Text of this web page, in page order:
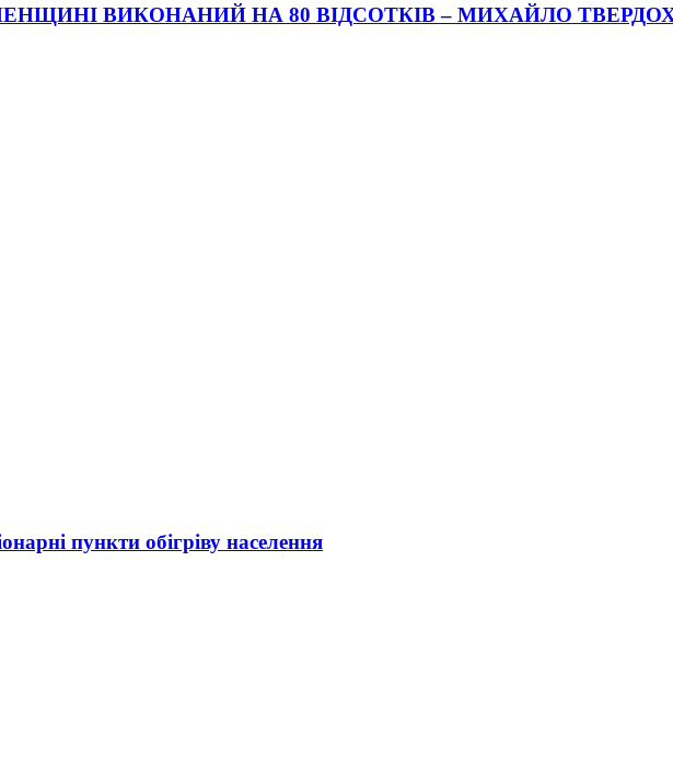
ВИКОНАНИЙ НА 80 ВІДСОТКІВ – МИХАЙЛО
пункти обігріву населення